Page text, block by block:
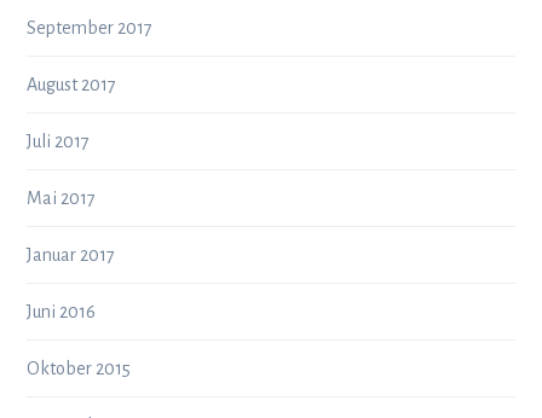
September 2017
August 2017
Juli 2017
Mai 2017
Januar 2017
Juni 2016
Oktober 2015